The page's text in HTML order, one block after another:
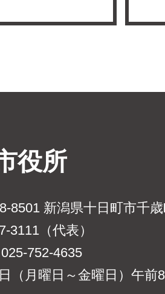
役所
8501 新潟県十日町市千
3111（代表）
752-4635
（月曜日～金曜日）午前